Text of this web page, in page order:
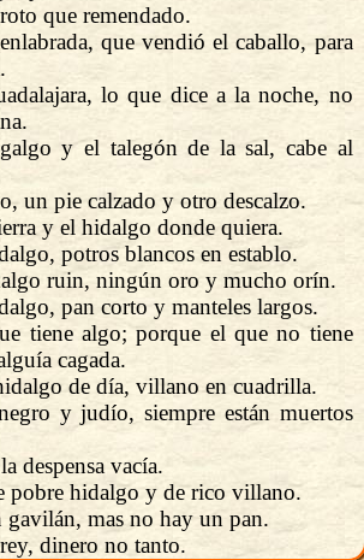
que remendado.
que vendió el caballo, para
lo que dice a la noche, no
y el talegón de la sal, cabe al
un pie calzado y otro descalzo.
y el hidalgo donde quiera.
potros blancos en establo.
ruin, ningún oro y mucho orín.
pan corto y manteles largos.
tiene algo; porque el que no tiene
cagada.
de día, villano en cuadrilla.
y judío, siempre están muertos
despensa vacía.
pobre hidalgo y de rico villano.
mas no hay un pan.
dinero no tanto.